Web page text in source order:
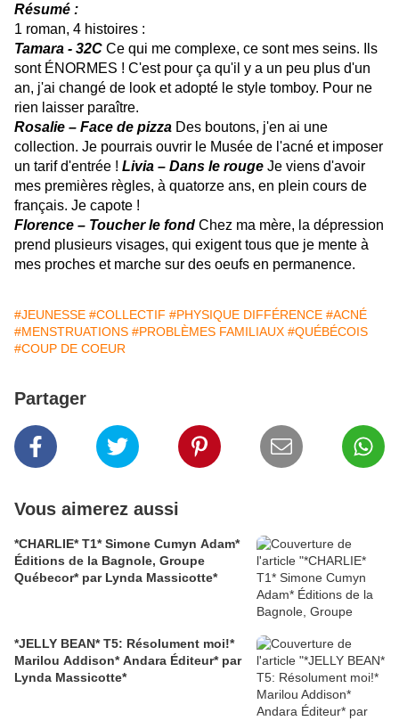
Résumé :
1 roman, 4 histoires :
Tamara - 32C Ce qui me complexe, ce sont mes seins. Ils
sont ÉNORMES ! C'est pour ça qu'il y a un peu plus d'un
an, j'ai changé de look et adopté le style tomboy. Pour ne
rien laisser paraître.
Rosalie – Face de pizza Des boutons, j'en ai une
collection. Je pourrais ouvrir le Musée de l'acné et imposer
un tarif d'entrée ! Livia – Dans le rouge Je viens d'avoir
mes premières règles, à quatorze ans, en plein cours de
français. Je capote !
Florence – Toucher le fond Chez ma mère, la dépression
prend plusieurs visages, qui exigent tous que je mente à
mes proches et marche sur des oeufs en permanence.
#JEUNESSE #COLLECTIF #PHYSIQUE DIFFÉRENCE #ACNÉ
#MENSTRUATIONS #PROBLÈMES FAMILIAUX #QUÉBÉCOIS
#COUP DE COEUR
Partager
Vous aimerez aussi
*CHARLIE* T1* Simone Cumyn Adam*
Éditions de la Bagnole, Groupe
Québecor* par Lynda Massicotte*
*JELLY BEAN* T5: Résolument moi!*
Marilou Addison* Andara Éditeur* par
Lynda Massicotte*